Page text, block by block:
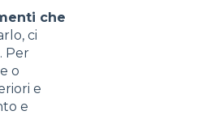
che
ci
Per
o
e
e